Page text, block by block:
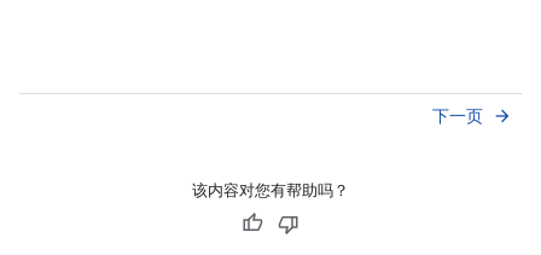
下一页 arrow_forward
该内容对您有帮助吗？